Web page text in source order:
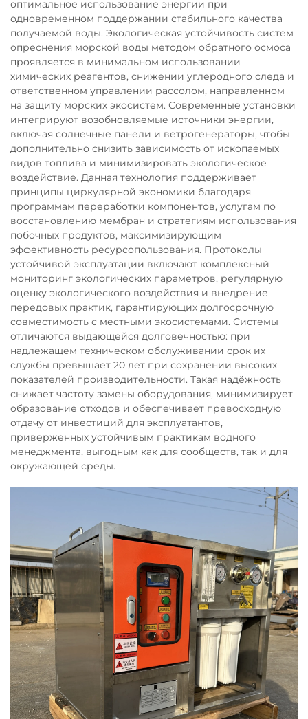
оптимальное использование энергии при
одновременном поддержании стабильного качества
получаемой воды. Экологическая устойчивость систем
опреснения морской воды методом обратного осмоса
проявляется в минимальном использовании
химических реагентов, снижении углеродного следа и
ответственном управлении рассолом, направленном
на защиту морских экосистем. Современные установки
интегрируют возобновляемые источники энергии,
включая солнечные панели и ветрогенераторы, чтобы
дополнительно снизить зависимость от ископаемых
видов топлива и минимизировать экологическое
воздействие. Данная технология поддерживает
принципы циркулярной экономики благодаря
программам переработки компонентов, услугам по
восстановлению мембран и стратегиям использования
побочных продуктов, максимизирующим
эффективность ресурсопользования. Протоколы
устойчивой эксплуатации включают комплексный
мониторинг экологических параметров, регулярную
оценку экологического воздействия и внедрение
передовых практик, гарантирующих долгосрочную
совместимость с местными экосистемами. Системы
отличаются выдающейся долговечностью: при
надлежащем техническом обслуживании срок их
службы превышает 20 лет при сохранении высоких
показателей производительности. Такая надёжность
снижает частоту замены оборудования, минимизирует
образование отходов и обеспечивает превосходную
отдачу от инвестиций для эксплуатантов,
приверженных устойчивым практикам водного
менеджмента, выгодным как для сообществ, так и для
окружающей среды.